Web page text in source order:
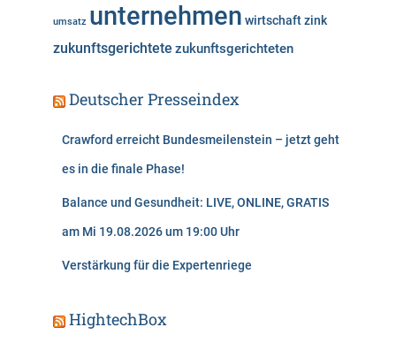
umsatz unternehmen wirtschaftzink
zukunftsgerichtete zukunftsgerichteten
Deutscher Presseindex
Crawford erreicht Bundesmeilenstein – jetzt geht
es in die finale Phase!
Balance und Gesundheit: LIVE, ONLINE, GRATIS
am Mi 19.08.2026 um 19:00 Uhr
Verstärkung für die Expertenriege
HightechBox